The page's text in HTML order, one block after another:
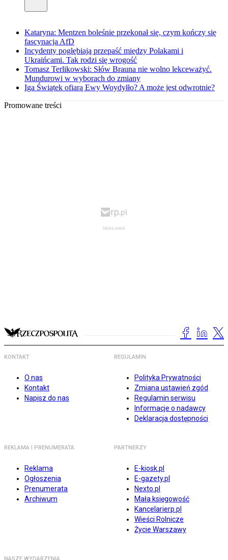
Kataryna: Mentzen boleśnie przekonał się, czym kończy się
fascynacja AfD
Incydenty pogłębiają przepaść między Polakami i
Ukraińcami. Tak rodzi się wrogość
Tomasz Terlikowski: Słów Brauna nie wolno lekceważyć.
Mundurowi w wyborach do zmiany
Iga Świątek ofiarą Ewy Woydyłło? A może jest odwrotnie?
Promowane treści
KONTAKT
O nas
Kontakt
Napisz do nas
REGULAMIN
Polityka Prywatności
Zmiana ustawień zgód
Regulamin serwisu
Informacje o nadawcy
Deklaracja dostępności
REKLAMA I PRENUMERATA
Reklama
Ogłoszenia
Prenumerata
Archiwum
PARTNERZY
E-kiosk.pl
E-gazety.pl
Nexto.pl
Mała księgowość
Kancelarierp.pl
Wieści Rolnicze
Życie Warszawy